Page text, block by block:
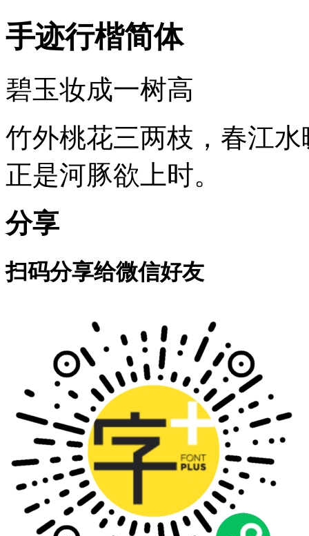
手迹行楷简体
碧玉妆成一树高
竹外桃花三两枝，春江
正是河豚欲上时。
分享
扫码分享给微信好友